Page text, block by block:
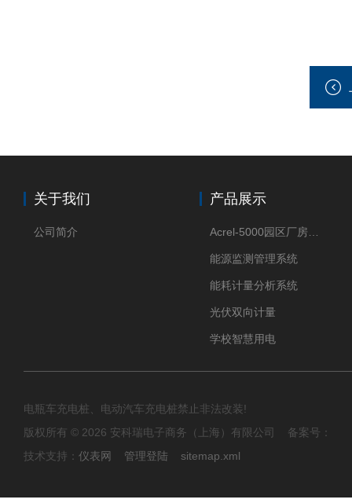
关于我们
公司简介
产品展示
能源监测管理系统
能耗计量分析系统
光伏双向计量
学校智慧用电
电瓶车充电桩、电动汽车充电桩禁止非法改装!
版权所有 © 2026 安科瑞电子商务（上海）有限公司 备案号：
技术支持： 仪表网 管理登陆 sitemap.xml